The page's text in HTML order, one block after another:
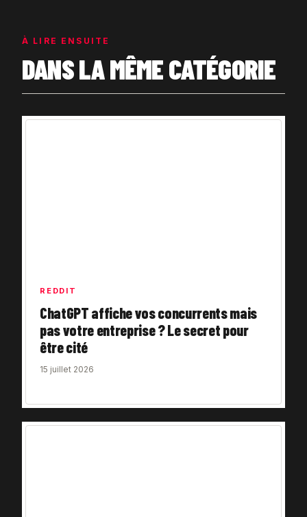
À LIRE ENSUITE
DANS LA MÊME CATÉGORIE
REDDIT
ChatGPT affiche vos concurrents mais
pas votre entreprise ? Le secret pour
être cité
15 juillet 2026